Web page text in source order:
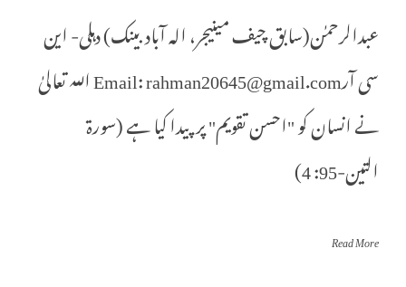
عبدالرحمٰن(سابق چیف مینیجر، الہ آباد بینک) دہلی- این
سی آرEmail: rahman20645@gmail.com اللہ تعالیٰ
نے انسان کو "احسن تقویم" پر پیدا کیا ہے (سورۃ
التین-95: 4)
Read More